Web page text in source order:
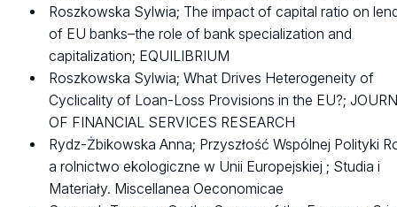
Roszkowska Sylwia; The impact of capital ratio on
of EU banks–the role of bank specialization and
capitalization; EQUILIBRIUM
Roszkowska Sylwia; What Drives Heterogeneity of
Cyclicality of Loan-Loss Provisions in the EU?;
OF FINANCIAL SERVICES RESEARCH
Rydz-Żbikowska Anna; Przyszłość Wspólnej Polityki
a rolnictwo ekologiczne w Unii Europejskiej ; Studia i
Materiały. Miscellanea Oeconomicae